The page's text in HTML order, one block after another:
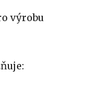
výrobu